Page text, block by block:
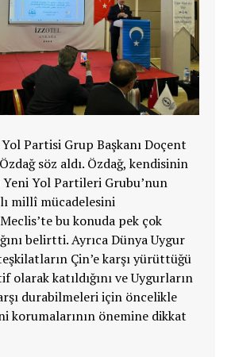
Partisi Grup Başkanı Doçent
söz aldı. Özdağ, kendisinin
Yol Partileri Grubu’nun
millî mücadelesini
bu konuda pek çok
belirtti. Ayrıca Dünya Uygur
Çin’e karşı yürüttüğü
olarak katıldığını ve Uygurların
durabilmeleri için öncelikle
korumalarının önemine dikkat